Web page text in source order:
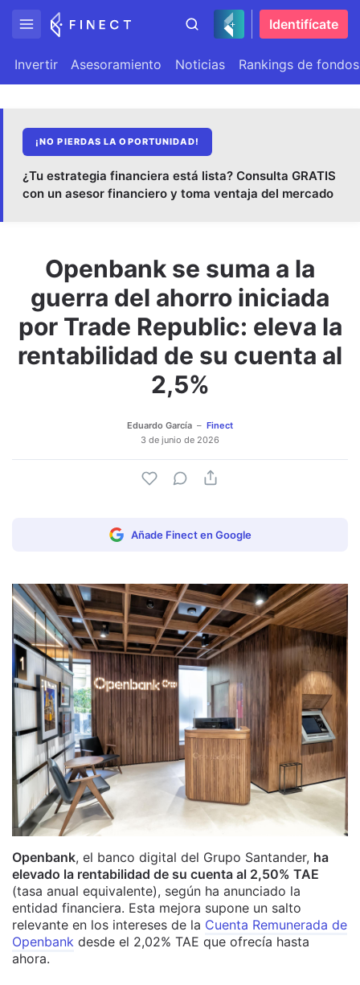
Identifícate
Invertir Asesoramiento Noticias Rankings de fondos
¡NO PIERDAS LA OPORTUNIDAD!
¿Tu estrategia financiera está lista? Consulta GRATIS
con un asesor financiero y toma ventaja del mercado
Openbank se suma a la
guerra del ahorro iniciada
por Trade Republic: eleva la
rentabilidad de su cuenta al
2,5%
Eduardo García
Finect
3 de junio de 2026
Añade Finect en Google
Openbank, el banco digital del Grupo Santander, ha
elevado la rentabilidad de su cuenta al 2,50% TAE
(tasa anual equivalente), según ha anunciado la
entidad financiera. Esta mejora supone un salto
relevante en los intereses de la Cuenta Remunerada de
Openbank desde el 2,02% TAE que ofrecía hasta
ahora.